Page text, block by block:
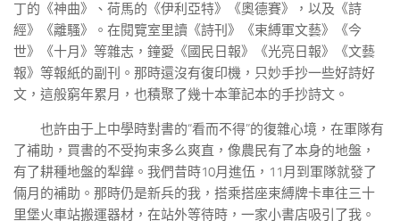
丁的《神曲》、荷馬的《伊利亞特》《奧德賽》，以及《詩
經》《離騷》。在閱覽室里讀《詩刊》《束縛軍文藝》《今
世》《十月》等雜志，鐘愛《國民日報》《光亮日報》《文藝
報》等報紙的副刊。那時還沒有復印機，只妙手抄一些好詩好
文，這般窮年累月，也積聚了幾十本筆記本的手抄詩文。
也許由于上中學時對書的“看而不得”的復雜心境，在軍隊有
了補助，買書的不受拘束多么爽直，像農民有了本身的地盤，
有了耕種地盤的犁鏵。我們昔時10月進伍，11月到軍隊就發了
倆月的補助。那時仍是新兵的我，搭乘搭座束縛牌卡車往三十
里堡火車站搬運器材，在站外等待時，一家小書店吸引了我。